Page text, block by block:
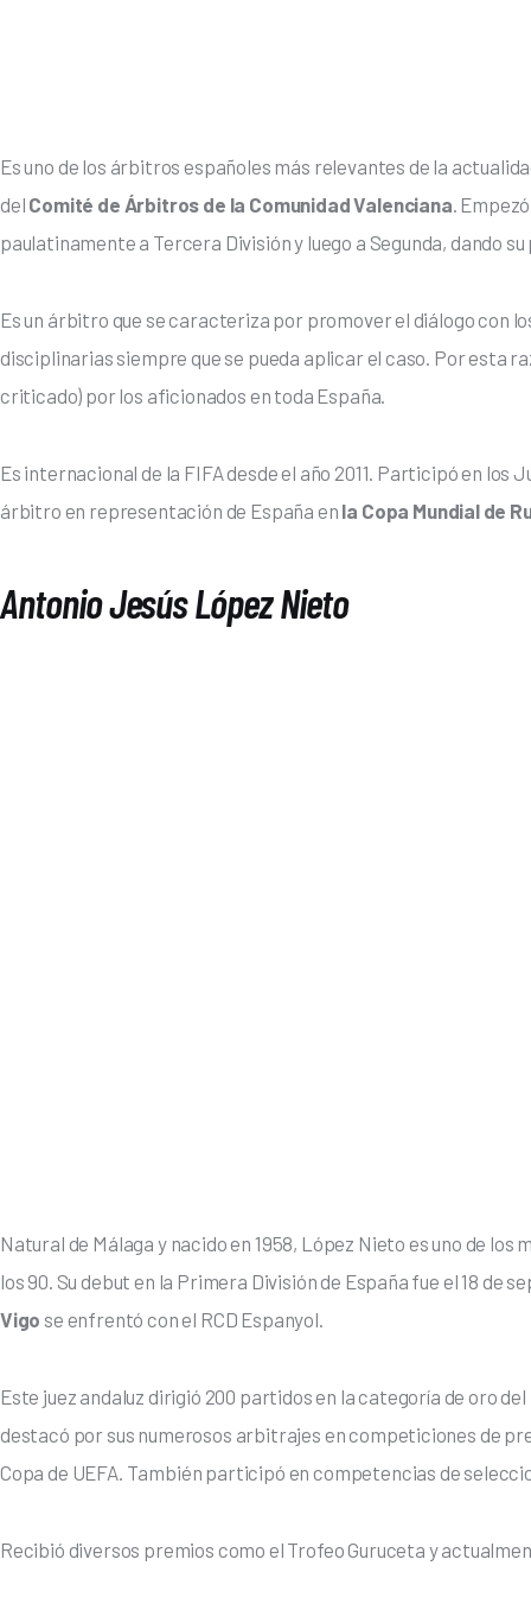
Es uno de los árbitros españoles más relevantes de la
del Comité de Árbitros de la Comunidad Valenciana .
paulatinamente a Tercera División y luego a Segunda, dando
Es un árbitro que se caracteriza por promover el diálogo con
disciplinarias siempre que se pueda aplicar el caso. Por esta
criticado) por los aficionados en toda España.
Es internacional de la FIFA desde el año 2011. Participó en los
árbitro en representación de España en la Copa Mundial de
Antonio Jesús López Nieto
Natural de Málaga y nacido en 1958, López Nieto es uno de
los 90. Su debut en la Primera División de España fue el 18 de
Vigo se enfrentó con el RCD Espanyol.
Este juez andaluz dirigió 200 partidos en la categoría de oro
destacó por sus numerosos arbitrajes en competiciones de
Copa de UEFA. También participó en competencias de
Recibió diversos premios como el Trofeo Guruceta y